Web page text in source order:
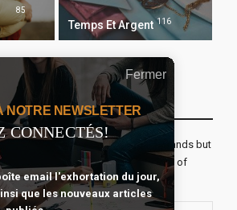
85
Temps Et Argent 116
Chaque Matin
consists not in seeking new lands but
All journeys have secret destinations of
Fermer
NOTRE NEWSLETTER
CONNECTÉS!
email l'exhortation du jour,
que les nouveaux articles